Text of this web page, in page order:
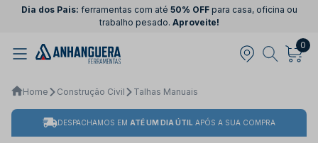
Dia dos Pais: ferramentas com até 50% OFFpara casa, oficina ou
trabalho pesado. Aproveite!
0
Home Construção Civil Talhas Manuais
DESPACHAMOS EM ATÉ UM DIA ÚTIL APÓS A SUA COMPRA